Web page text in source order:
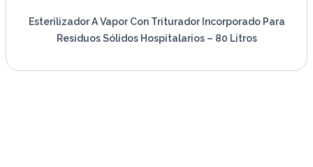
Esterilizador A Vapor Con Triturador Incorporado Para
Residuos Sólidos Hospitalarios – 80 Litros